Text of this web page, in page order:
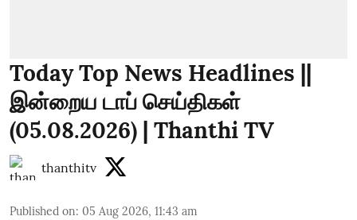
Today Top News Headlines ||
இன்றைய டாப் செய்திகள்
(05.08.2026) | Thanthi TV
thanthitv
Published on: 05 Aug 2026, 11:43 am